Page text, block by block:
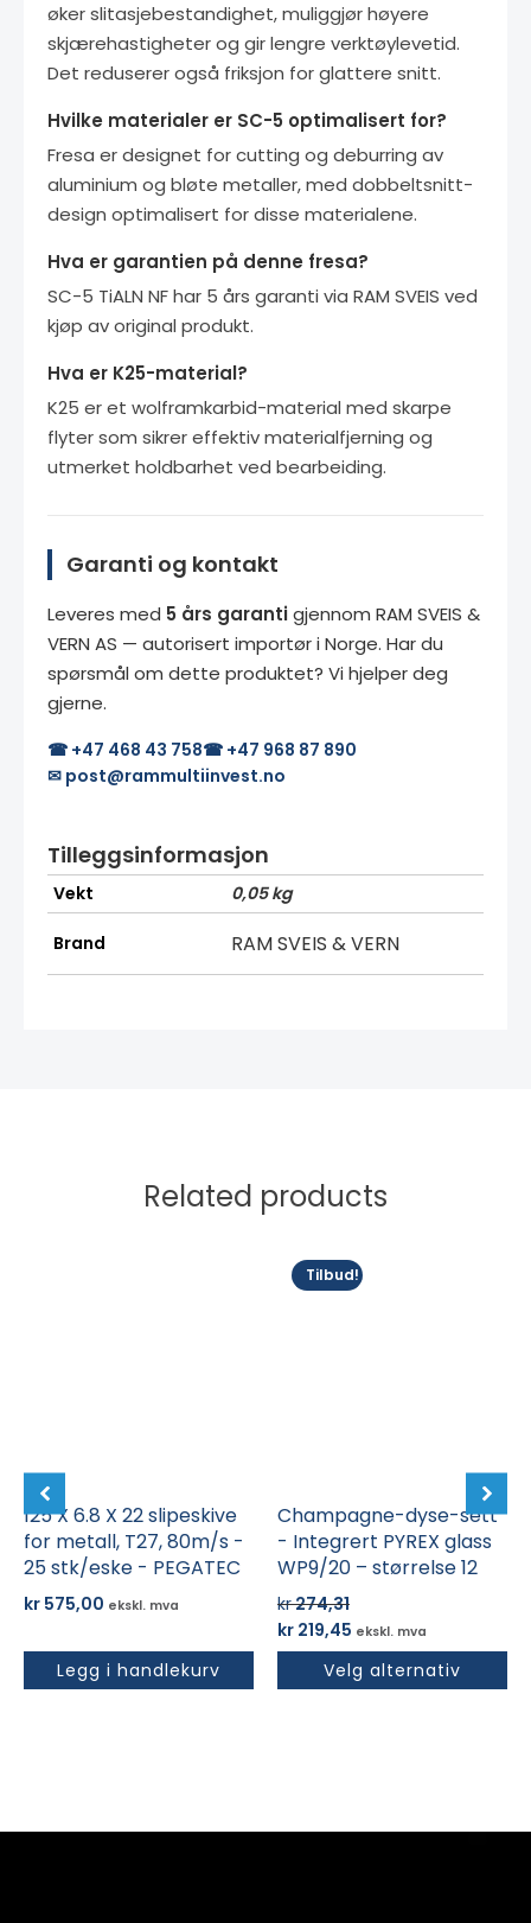
øker slitasjebestandighet, muliggjør høyere
skjærehastigheter og gir lengre verktøylevetid.
Det reduserer også friksjon for glattere snitt.
Hvilke materialer er SC-5 optimalisert for?
Fresa er designet for cutting og deburring av
aluminium og bløte metaller, med dobbeltsnitt-
design optimalisert for disse materialene.
Hva er garantien på denne fresa?
SC-5 TiALN NF har 5 års garanti via RAM SVEIS ved
kjøp av original produkt.
Hva er K25-material?
K25 er et wolframkarbid-material med skarpe
flyter som sikrer effektiv materialfjerning og
utmerket holdbarhet ved bearbeiding.
Garanti og kontakt
Leveres med 5 års garantigjennom RAM SVEIS &
VERN AS — autorisert importør i Norge. Har du
spørsmål om dette produktet? Vi hjelper deg
gjerne.
☎ +47 468 43 758☎ +47 968 87 890
✉ post@rammultiinvest.no
Tilleggsinformasjon
Vekt 0,05 kg
Brand RAM SVEIS & VERN
Related products
125 X 6.8 X 22 slipeskive
for metall, T27, 80m/s -
25 stk/eske - PEGATEC
kr 575,00 ekskl. mva
Legg i handlekurv
Tilbud!
Champagne-dyse-sett
- Integrert PYREX glass
WP9/20 – størrelse 12
kr274,31
Opprinnelig
pris
kr 219,45 Nåværende
pris
er:
ekskl. mva
Velg alternativ
Dette
produktet
produktsiden